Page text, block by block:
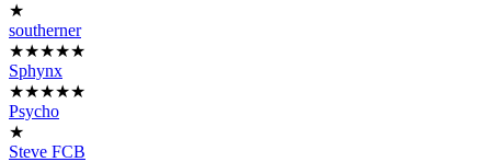
★
southerner
★★★★★
Sphynx
★★★★★
Psycho
★
Steve FCB